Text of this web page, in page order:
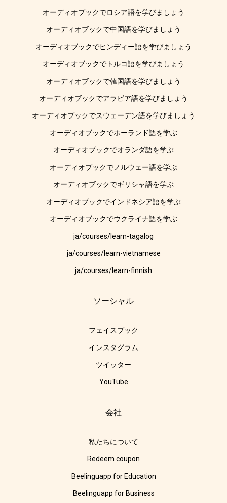
オーディオブックでロシア語を学びましょう
オーディオブックで中国語を学びましょう
オーディオブックでヒンディー語を学びましょう
オーディオブックでトルコ語を学びましょう
オーディオブックで韓国語を学びましょう
オーディオブックでアラビア語を学びましょう
オーディオブックでスウェーデン語を学びましょう
オーディオブックでポーランド語を学ぶ
オーディオブックでオランダ語を学ぶ
オーディオブックでノルウェー語を学ぶ
オーディオブックでギリシャ語を学ぶ
オーディオブックでインドネシア語を学ぶ
オーディオブックでウクライナ語を学ぶ
ja/courses/learn-tagalog
ja/courses/learn-vietnamese
ja/courses/learn-finnish
ソーシャル
フェイスブック
インスタグラム
ツイッター
YouTube
会社
私たちについて
Redeem coupon
Beelinguapp for Education
Beelinguapp for Business